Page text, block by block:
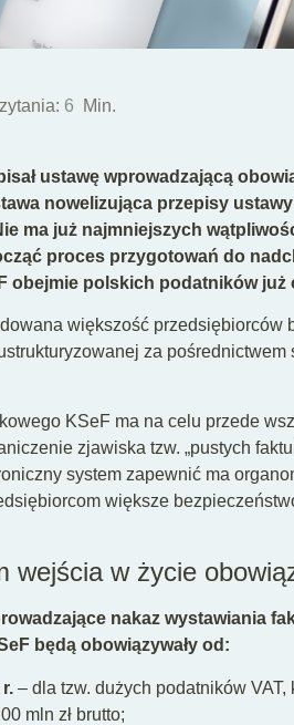
6 Min.
ustawę wprowadzającą
nowelizująca przepisy
ma już najmniejszych
proces przygotowań do
obejmie polskich podatników już
większość
za
KSeF ma na celu przede
zjawiska tzw. „pustych
system zapewnić ma
większe
wejścia w życie
nakaz wystawiania
będą obowiązywały od:
– dla tzw. dużych podatników VAT,
mln zł brutto;